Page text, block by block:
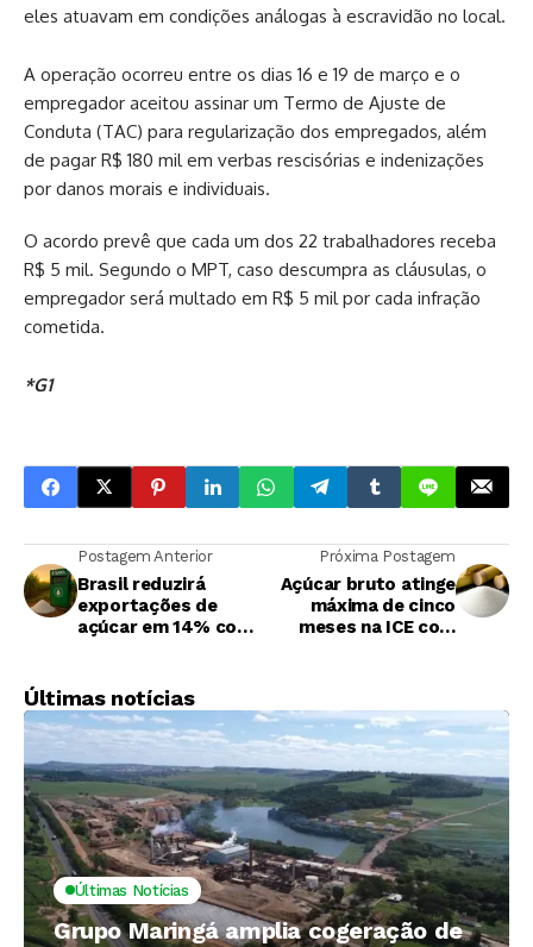
eles atuavam em condições análogas à escravidão no local.
A operação ocorreu entre os dias 16 e 19 de março e o
empregador aceitou assinar um Termo de Ajuste de
Conduta (TAC) para regularização dos empregados, além
de pagar R$ 180 mil em verbas rescisórias e indenizações
por danos morais e individuais.
O acordo prevê que cada um dos 22 trabalhadores receba
R$ 5 mil. Segundo o MPT, caso descumpra as cláusulas, o
empregador será multado em R$ 5 mil por cada infração
cometida.
*G1
Postagem Anterior
Brasil reduzirá
exportações de
açúcar em 14% com
Mercado
Próxima Postagem
Açúcar bruto atinge
máxima de cinco
meses na ICE com
Últimas notícias
Últimas Notícias
Grupo Maringá amplia cogeração de